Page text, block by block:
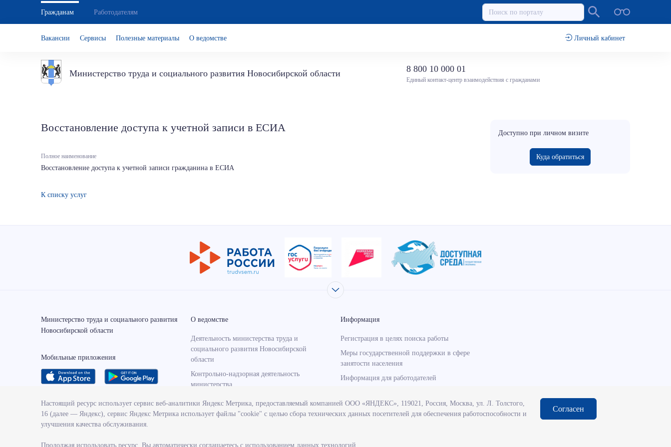
Гражданам Работодателям
Вакансии Сервисы Полезные материалы О ведомстве Личный кабинет
Министерство труда и социального развития Новосибирской области 8 800 10 000 01
Единый контакт-центр взаимодействия с гражданами
Восстановление доступа к учетной записи в ЕСИА
Полное наименование
Восстановление доступа к учетной записи гражданина в ЕСИА
Доступно при личном визите
Куда обратиться
К списку услуг
Министерство труда и социального развития
Новосибирской области
Мобильные приложения
О ведомстве
Деятельность министерства труда и
социального развития Новосибирской
области
Контрольно-надзорная деятельность
министерства
Государственные программы, реализуемые
министерством
Информация
Регистрация в целях поиска работы
Меры государственной поддержки в сфере
занятости населения
Информация для работодателей
Профессиональная ориентация
Настоящий ресурс использует сервис веб-аналитики Яндекс Метрика, предоставляемый компанией ООО «ЯНДЕКС», 119021, Россия, Москва, ул. Л. Толстого,
16 (далее — Яндекс), сервис Яндекс Метрика использует файлы "cookie" с целью сбора технических данных посетителей для обеспечения работоспособности и
улучшения качества обслуживания.
Продолжая использовать ресурс, Вы автоматически соглашаетесь с использованием данных технологий
Согласен